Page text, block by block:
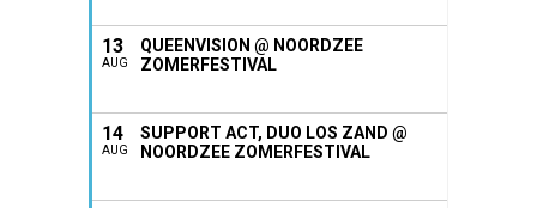
13
AUG
QUEENVISION @ NOORDZEE
ZOMERFESTIVAL
14
AUG
SUPPORT ACT, DUO LOS ZAND @
NOORDZEE ZOMERFESTIVAL